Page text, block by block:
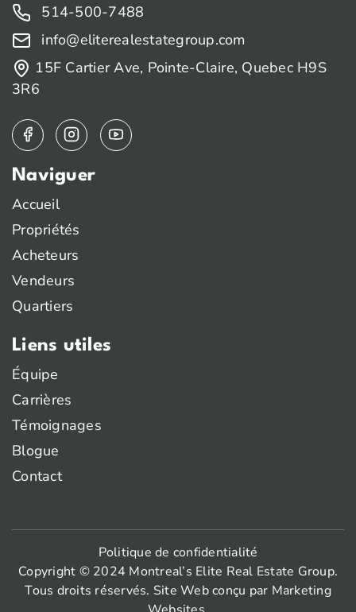
514-500-7488
info@eliterealestategroup.com
15F Cartier Ave, Pointe-Claire, Quebec H9S
3R6
Naviguer
Accueil
Propriétés
Acheteurs
Vendeurs
Quartiers
Liens utiles
Équipe
Carrières
Témoignages
Blogue
Contact
Politique de confidentialité
Copyright © 2024 Montreal’s Elite Real Estate Group.
Tous droits réservés. Site Web conçu par Marketing